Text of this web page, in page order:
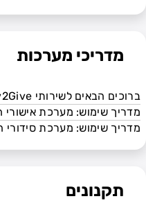
גואינג דאץ' - תנאי שימוש
גואינג דאץ' - תנאי שימוש
- נותני שירות
איזי2גיב - תקנון סנטוריני 2019
איזי2גיב - תקנון לונדון 2018
לזוגות מתחתנים 2019
מדריכי מערכות
ברוכים הבאים לשירותי Easy2Give
מדריך שימוש: מערכת אישורי
מדריך שימוש: מערכת סידורי
תקנונים